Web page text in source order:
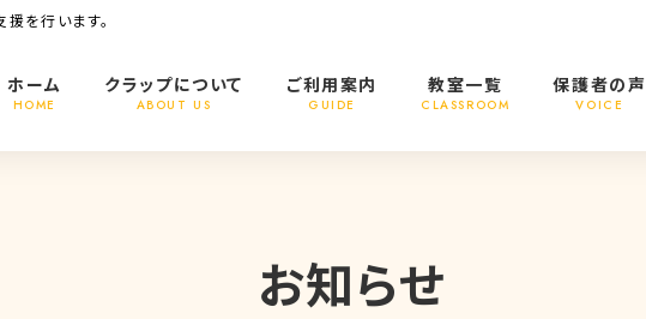
を行います。
ホーム
HOME
クラップについて
ABOUT US
ご利用案内
GUIDE
教室一覧
CLASSROOM
保護者の声
VOICE
お知らせ